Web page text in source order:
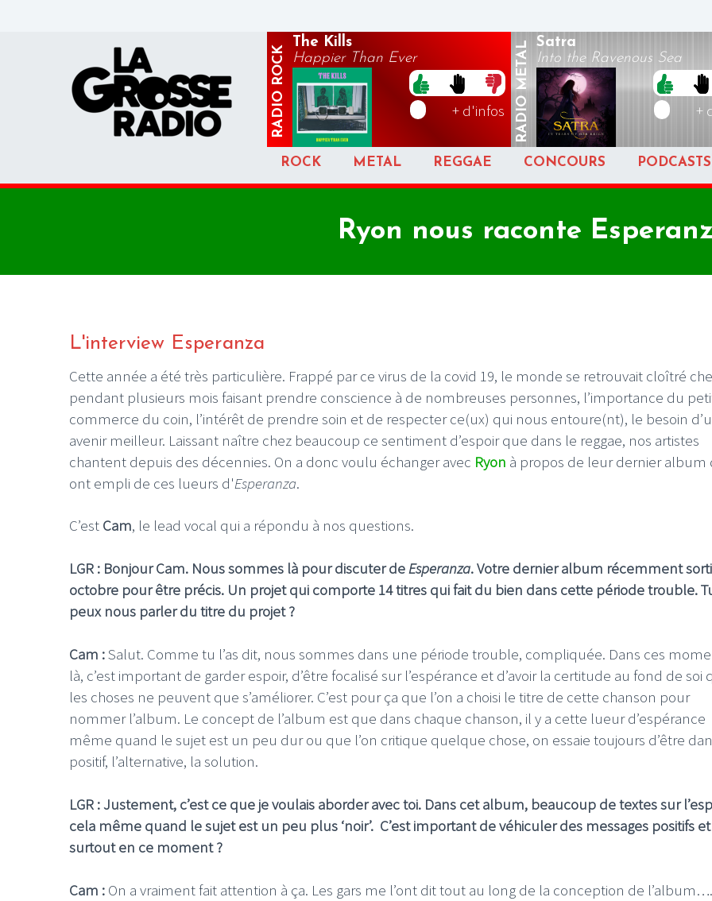
RADIO
ROCK
The Kills
Happier Than Ever
+ d'infos RADIO
METAL Satra
Into the Ravenous Sea
+
ROCK METAL REGGAE CONCOURS PODCASTS
Ryon nous raconte
L'interview Esperanza
Cette année a été très particulière. Frappé par ce virus de la covid 19, le monde se retrouvait cloîtré
pendant plusieurs mois faisant prendre conscience à de nombreuses personnes, l’importance du
commerce du coin, l’intérêt de prendre soin et de respecter ce(ux) qui nous entoure(nt), le besoin
avenir meilleur. Laissant naître chez beaucoup ce sentiment d’espoir que dans le reggae, nos artistes
chantent depuis des décennies. On a donc voulu échanger avec Ryon à propos de leur dernier album
ont empli de ces lueurs d'Esperanza.
C’est Cam, le lead vocal qui a répondu à nos questions.
LGR : Bonjour Cam. Nous sommes là pour discuter deEsperanza. Votre dernier album récemment
octobre pour être précis. Un projet qui comporte 14 titres qui fait du bien dans cette période trouble.
peux nous parler du titre du projet ?
Cam :Salut. Comme tu l’as dit, nous sommes dans une période trouble, compliquée. Dans ces
là, c’est important de garder espoir, d’être focalisé sur l’espérance et d’avoir la certitude au fond de soi
les choses ne peuvent que s’améliorer. C’est pour ça que l’on a choisi le titre de cette chanson pour
nommer l’album. Le concept de l’album est que dans chaque chanson, il y a cette lueur d’espérance
même quand le sujet est un peu dur ou que l’on critique quelque chose, on essaie toujours d’être
positif, l’alternative, la solution.
LGR : Justement, c’est ce que je voulais aborder avec toi. Dans cet album, beaucoup de textes sur
cela même quand le sujet est un peu plus ‘noir’. C’est important de véhiculer des messages positifs et
surtout en ce moment ?
Cam : On a vraiment fait attention à ça. Les gars me l’ont dit tout au long de la conception de l’album….